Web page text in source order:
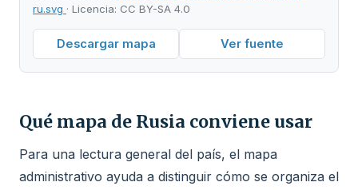
ru.svg · Licencia: CC BY-SA 4.0
Descargar mapa Ver fuente
Qué mapa de Rusia conviene usar
Para una lectura general del país, el mapa
administrativo ayuda a distinguir cómo se organiza el